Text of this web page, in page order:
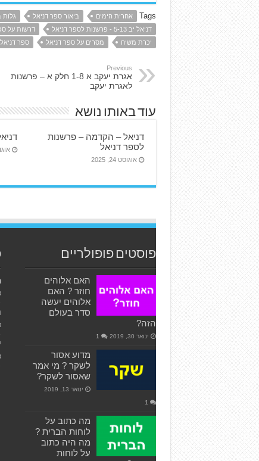
Tags אחרית הימים ביאור ספר דניאל גלות
דניאל יב 5-13 - פרשנות לספר דניאל
דרשות על
יכרת משיח
מסרים על ספר דניאל ספר
Previous
אגרת יעקב א 1-8 חלק א – פרשנות
לאגרת יעקב
עוד באותו נושא
דניאל – הקדמה – פרשנות
לספר דניאל
אוגוסט 24, 2025
פוסטים פופולריים
האם אלוהים
חוזר ? האם
אלוהים יעשה
סדר בעולם
הזה?
ינואר 30, 2019 1
מדוע אסור
לשקר ? מי אמר
שאסור לשקר?
ינואר 13, 2019
1
מה כתוב על
לוחות הברית ?
מה היה כתוב
על לוחות